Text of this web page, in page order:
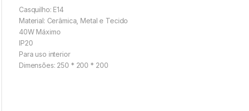
Casquilho: E14
Material: Cerâmica, Metal e Tecido
40W Máximo
IP20
Para uso interior
Dimensões: 250 * 200 * 200